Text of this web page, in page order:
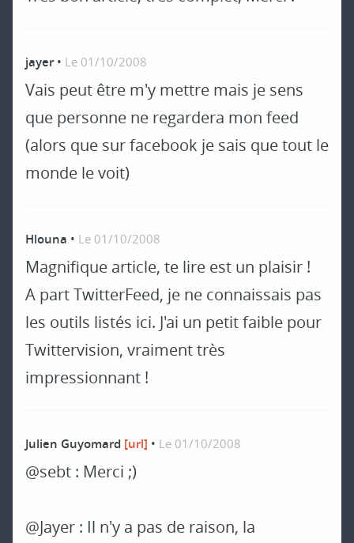
jayer• Le 01/10/2008
Vais peut être m'y mettre mais je sens
que personne ne regardera mon feed
(alors que sur facebook je sais que tout le
monde le voit)
Hlouna • Le 01/10/2008
Magnifique article, te lire est un plaisir !
A part TwitterFeed, je ne connaissais pas
les outils listés ici. J'ai un petit faible pour
Twittervision, vraiment très
impressionnant !
Julien Guyomard [url] • Le 01/10/2008
@sebt : Merci ;)
@Jayer : Il n'y a pas de raison, la